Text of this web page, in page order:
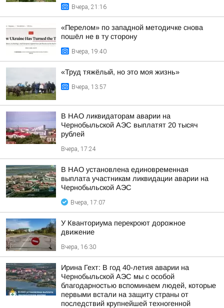
Вчера, 21:16
«Перелом» по западной методичке снова
пошёл не в ту сторону
Вчера, 19:40
«Труд тяжёлый, но это моя жизнь»
Вчера, 13:57
В НАО ликвидаторам аварии на
Чернобыльской АЭС выплатят 20 тысяч
рублей
Вчера, 17:24
В НАО установлена единовременная
выплата участникам ликвидации аварии на
Чернобыльской АЭС
Вчера, 17:07
У Кванториума перекроют дорожное
движение
Вчера, 16:30
Ирина Гехт: В год 40-летия аварии на
Чернобыльской АЭС мы с особой
благодарностью вспоминаем людей, которые
первыми встали на защиту страны от
последствий крупнейшей техногенной